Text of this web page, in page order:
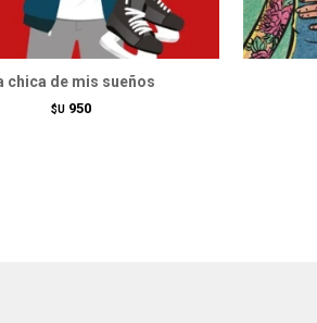
chica de mis sueños
$U 950